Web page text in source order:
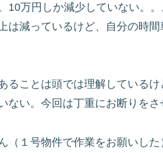
10万円しか減少していない。。
は減っているけど、自分の時
ることは頭では理解している
ない。今回は丁重にお断りをさ
（１号物件で作業をお願いし